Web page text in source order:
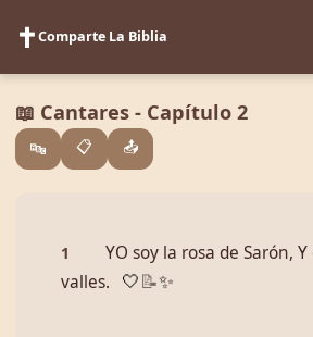
✝️Comparte La Biblia
📖 Cantares - Capítulo 2
🔤 📋 📤
1
YO soy la rosa de Sarón,
valles.
🤍 📝✨